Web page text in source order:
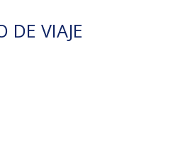
DE VIAJE